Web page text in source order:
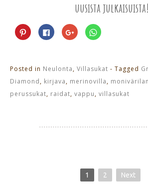
uusista julkaisuista!
Jaa
Pinterest
palvelussa(Avautuu
Jaa
Facebookissa(Avautuu
uudessa
Jaa
Google+
palvelussa(Avautuu
Jaa
WhatsApp
Posted in Neulonta, Villasukat - Tagged
Diamond, kirjava, merinovilla,
perussukat, raidat, vappu, villasukat
1 2 Next